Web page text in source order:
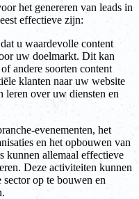
het genereren van leads in
effectieve zijn:
u waardevolle content
uw doelmarkt. Dit kan
andere soorten content
klanten naar uw website
leren over uw diensten en
evenementen, het
en het opbouwen van
kunnen allemaal effectieve
Deze activiteiten kunnen
op te bouwen en